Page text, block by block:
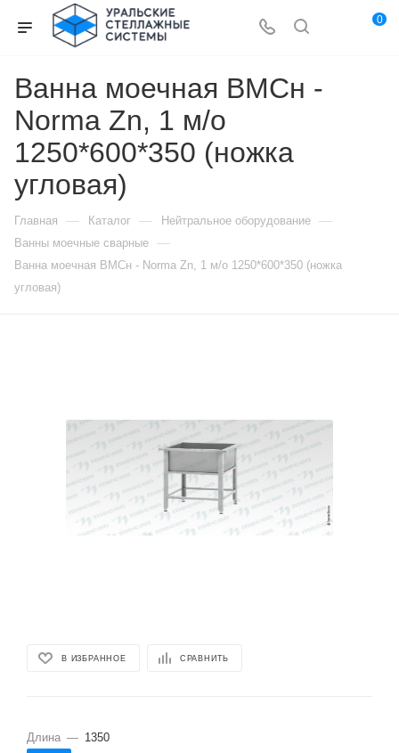
0
Ванна моечная ВМСн -
Norma Zn, 1 м/о
1250*600*350 (ножка
угловая)
Главная — Каталог — Нейтральное оборудование —
Ванны моечные сварные —
Ванна моечная ВМСн - Norma Zn, 1 м/о 1250*600*350 (ножка
угловая)
В ИЗБРАННОЕ СРАВНИТЬ
Длина — 1350